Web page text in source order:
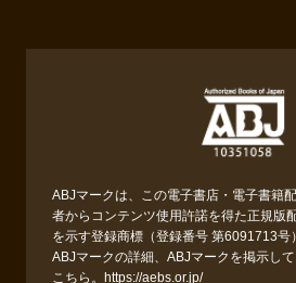
ABJマークは、この電子書店・電子書籍
者からコンテンツ使用許諾を得た正規版
を示す登録商標（登録番号 第6091713号
ABJマークの詳細、ABJマークを掲示し
こちら。 https://aebs.or.jp/